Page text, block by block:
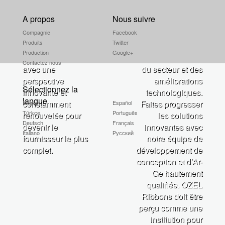
processus de
production à la
relation client, dans
chaque gamme
avec une
perspective
innovante et
constamment
renouvelée pour
devenir le
fournisseur le plus
complet.
attentes de nos
du secteur et des
améliorations
technologiques.
Faites progresser
les solutions
innovantes avec
notre équipe de
développement de
conception et d’Ar-
Ge hautement
qualifiée. OZEL
Ribbons doit être
perçu comme une
institution pour
A propos Nous suivre
Sélectionnez la
langue
Compagnie
Produits
Production
Contactez nous
Facebook
Twitter
Google+
English
Türkçe
Deutsch
Italiano
Español
Français
Português
Русский